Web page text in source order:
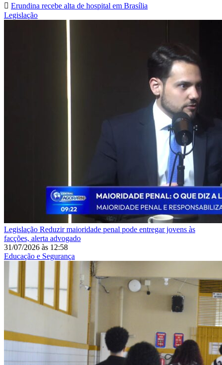
Erundina recebe alta de hospital em Brasília
Legislação
Legislação Reduzir maioridade penal pode entregar jovens às
facções, alerta advogado
31/07/2026 às 12:58
Educação e Segurança